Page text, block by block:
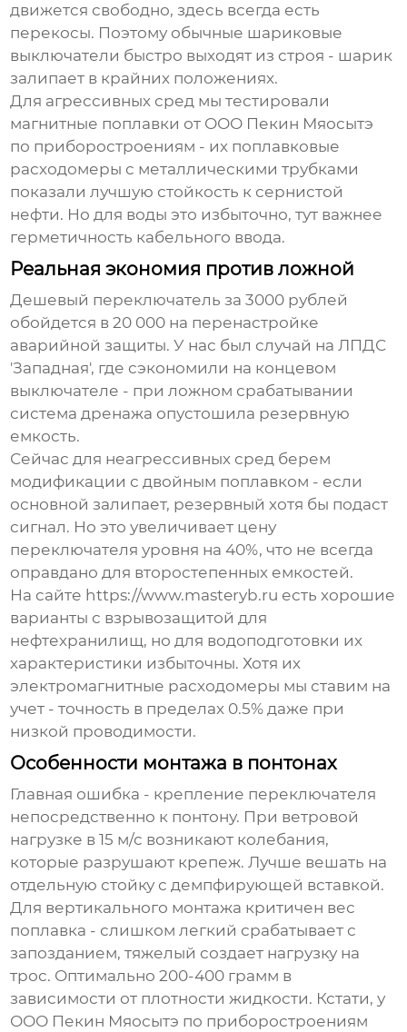
движется свободно, здесь всегда есть
перекосы. Поэтому обычные шариковые
выключатели быстро выходят из строя - шарик
залипает в крайних положениях.
Для агрессивных сред мы тестировали
магнитные поплавки от ООО Пекин Мяосытэ
по приборостроениям - их поплавковые
расходомеры с металлическими трубками
показали лучшую стойкость к сернистой
нефти. Но для воды это избыточно, тут важнее
герметичность кабельного ввода.
Реальная экономия против ложной
Дешевый переключатель за 3000 рублей
обойдется в 20 000 на перенастройке
аварийной защиты. У нас был случай на ЛПДС
'Западная', где сэкономили на концевом
выключателе - при ложном срабатывании
система дренажа опустошила резервную
емкость.
Сейчас для неагрессивных сред берем
модификации с двойным поплавком - если
основной залипает, резервный хотя бы подаст
сигнал. Но это увеличивает цену
переключателя уровня на 40%, что не всегда
оправдано для второстепенных емкостей.
На сайте https://www.masteryb.ru есть хорошие
варианты с взрывозащитой для
нефтехранилищ, но для водоподготовки их
характеристики избыточны. Хотя их
электромагнитные расходомеры мы ставим на
учет - точность в пределах 0.5% даже при
низкой проводимости.
Особенности монтажа в понтонах
Главная ошибка - крепление переключателя
непосредственно к понтону. При ветровой
нагрузке в 15 м/с возникают колебания,
которые разрушают крепеж. Лучше вешать на
отдельную стойку с демпфирующей вставкой.
Для вертикального монтажа критичен вес
поплавка - слишком легкий срабатывает с
запозданием, тяжелый создает нагрузку на
трос. Оптимально 200-400 грамм в
зависимости от плотности жидкости. Кстати, у
ООО Пекин Мяосытэ по приборостроениям